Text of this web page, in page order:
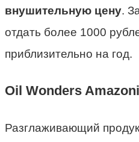
внушительную цену.
отдать более 1000
приблизительно на год.
Oil Wonders
Разглаживающий